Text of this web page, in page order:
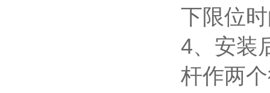
下限位
4、安装
杆作两